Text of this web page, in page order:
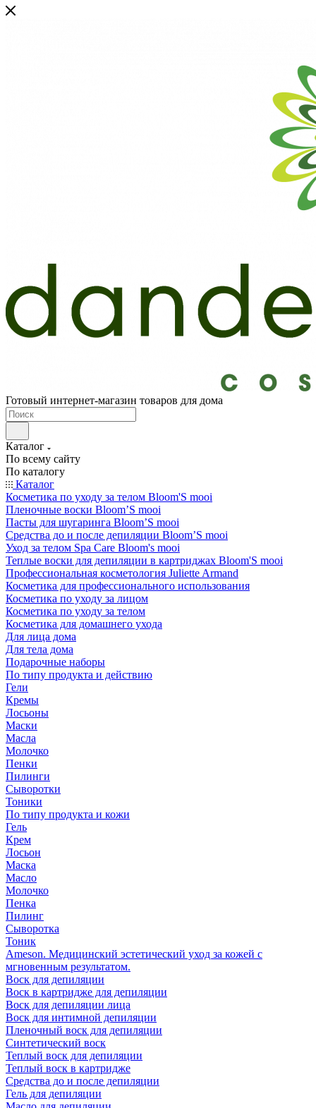
Готовый интернет-магазин товаров для дома
Каталог
По всему сайту
По каталогу
Каталог
Косметика по уходу за телом Bloom'S mooi
Пленочные воски Bloom’S mooi
Пасты для шугаринга Bloom’S mooi
Средства до и после депиляции Bloom’S mooi
Уход за телом Spa Care Bloom's mooi
Теплые воски для депиляции в картриджах Bloom'S mooi
Профессиональная косметология Juliette Armand
Косметика для профессионального использования
Косметика по уходу за лицом
Косметика по уходу за телом
Косметика для домашнего ухода
Для лица дома
Для тела дома
Подарочные наборы
По типу продукта и действию
Гели
Кремы
Лосьоны
Маски
Масла
Молочко
Пенки
Пилинги
Сыворотки
Тоники
По типу продукта и кожи
Гель
Крем
Лосьон
Маска
Масло
Молочко
Пенка
Пилинг
Сыворотка
Тоник
Ameson. Медицинский эстетический уход за кожей с
мгновенным результатом.
Воск для депиляции
Воск в картридже для депиляции
Воск для депиляции лица
Воск для интимной депиляции
Пленочный воск для депиляции
Синтетический воск
Теплый воск для депиляции
Теплый воск в картридже
Средства до и после депиляции
Гель для депиляции